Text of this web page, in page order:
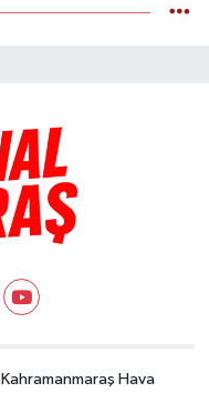
Kahramanmaraş Hava